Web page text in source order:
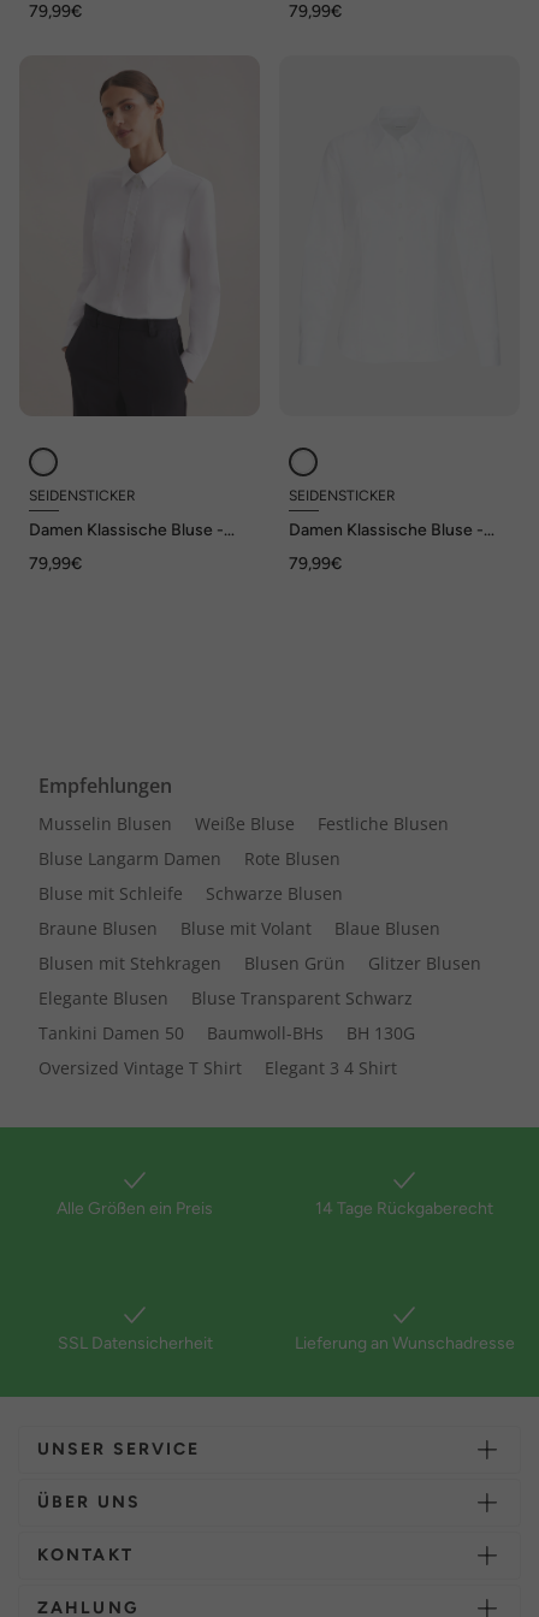
79,99€ 79,99€
SEIDENSTICKER
Damen Klassische Bluse -
79,99€
SEIDENSTICKER
Damen Klassische Bluse -
79,99€
Empfehlungen
Musselin Blusen Weiße Bluse
Festliche Blusen
Bluse Langarm Damen
Rote Blusen
Bluse mit Schleife
Schwarze Blusen
Braune Blusen
Bluse mit Volant
Blaue Blusen
Blusen mit Stehkragen
Blusen Grün
Glitzer Blusen
Elegante Blusen
Bluse Transparent Schwarz
Tankini Damen 50
Baumwoll-BHs
BH 130G
Oversized Vintage T Shirt
Elegant 3 4 Shirt
Alle Größen ein Preis 14 Tage Rückgaberecht
SSL Datensicherheit Lieferung an Wunschadresse
UNSER SERVICE
ÜBER UNS
KONTAKT
ZAHLUNG